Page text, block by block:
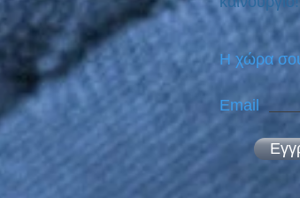
Η χώρα
Email